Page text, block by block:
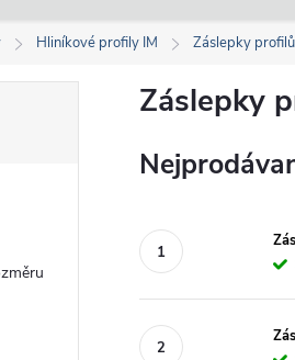
Hliníkové profily IM Záslepky profilů
Záslepky